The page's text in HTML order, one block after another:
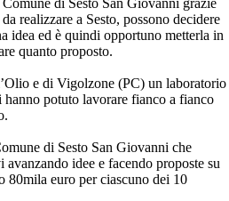
realizzare a Sesto, possono decidere
idea ed è quindi opportuno metterla in
quanto proposto.
e di Vigolzone (PC) un laboratorio
potuto lavorare fianco a fianco
di Sesto San Giovanni che
idee e facendo proposte su
80mila euro per ciascuno dei 10